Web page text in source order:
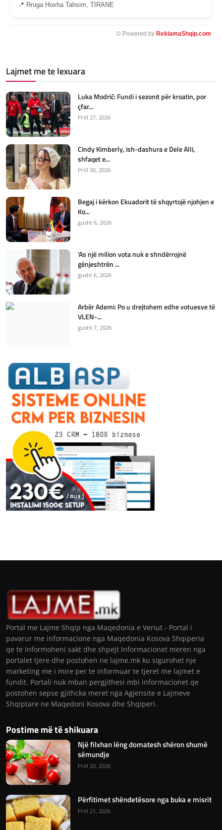
📍 Rruga Hoxha Tahsim, TIRANE
© Powered by ReklamaShqip.com
Lajmet me te lexuara
Luka Modrić: Fundi i sezonit për kroatin, por
çfar...
Prill 27, 2026
Cindy Kimberly, ish-dashura e Dele Alli,
shfaqet e...
Prill 30, 2026
Begaj i kërkon Ekuadorit të shqyrtojë njohjen e
Ko...
gusht 6, 2026
‘As një milion vota nuk e shndërrojnë
gënjeshtrën ...
gusht 6, 2026
Arbër Ademi: Po u drejtohem edhe votuesve të
VLEN-...
gusht 7, 2026
Portal me Lajme Shqip nga Maqedonia e Veriut - Portal i
pavarur me informacione nga Maqedonia Kosova Shqiperia
qe te informoheni sakt dhe shpejt Informacionet meren nga
portalet tjere dhe postohen ne lajme.mk ku sigurohet nje
marketing me i mire per te informuar te tjeret me lajmet e
fundit. Portali nuk mban pergjithesi mbi informacionet qe
postohen sepse gjithcka meret nga Agjensite e Lajmeve
Shqiptare ne Maqedoni Kosova dhe Shqiperi.
Postime më të shikuara
Një filxhan lëng domatesh shëron shumë
sëmundje
Prill 20, 2026
Përfitimet shëndetësore nga buka e misrit
Prill 21, 2026